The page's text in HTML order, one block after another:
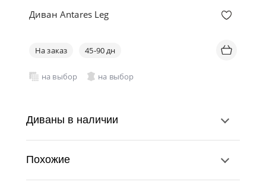
Диван Antares Leg
На заказ 45-90 дн
на выбор на выбор
Диваны в наличии
Похожие